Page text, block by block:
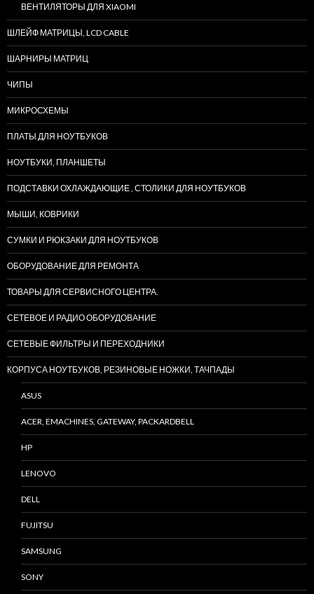
ВЕНТИЛЯТОРЫ ДЛЯ XIAOMI
ШЛЕЙФ МАТРИЦЫ, LCD CABLE
ШАРНИРЫ МАТРИЦ
ЧИПЫ
МИКРОСХЕМЫ
ПЛАТЫ ДЛЯ НОУТБУКОВ
НОУТБУКИ, ПЛАНШЕТЫ
ПОДСТАВКИ ОХЛАЖДАЮЩИЕ , СТОЛИКИ ДЛЯ НОУТБУКОВ
МЫШИ, КОВРИКИ
СУМКИ И РЮКЗАКИ ДЛЯ НОУТБУКОВ
ОБОРУДОВАНИЕ ДЛЯ РЕМОНТА
ТОВАРЫ ДЛЯ СЕРВИСНОГО ЦЕНТРА.
СЕТЕВОЕ И РАДИО ОБОРУДОВАНИЕ
СЕТЕВЫЕ ФИЛЬТРЫ И ПЕРЕХОДНИКИ
КОРПУСА НОУТБУКОВ, РЕЗИНОВЫЕ НОЖКИ, ТАЧПАДЫ
ASUS
ACER, EMACHINES, GATEWAY, PACKARDBELL
HP
LENOVO
DELL
FUJITSU
SAMSUNG
SONY